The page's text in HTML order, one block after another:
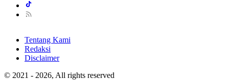
Tentang Kami
Redaksi
Disclaimer
© 2021 - 2026, All rights reserved